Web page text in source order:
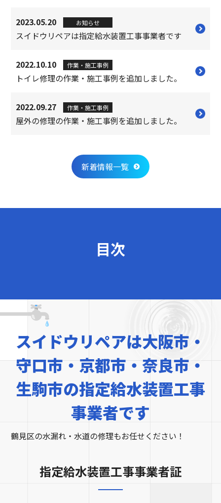
2023.05.20 お知らせ
スイドウリペアは指定給水装置工事事業者です
2022.10.10 作業・施工事例
トイレ修理の作業・施工事例を追加しました。
2022.09.27 作業・施工事例
屋外の修理の作業・施工事例を追加しました。
新着情報一覧
目次
スイドウリペアは大阪市・
守口市・京都市・奈良市・
生駒市の指定給水装置工事
事業者です
鶴見区の水漏れ・水道の修理もお任せください！
指定給水装置工事事業者証